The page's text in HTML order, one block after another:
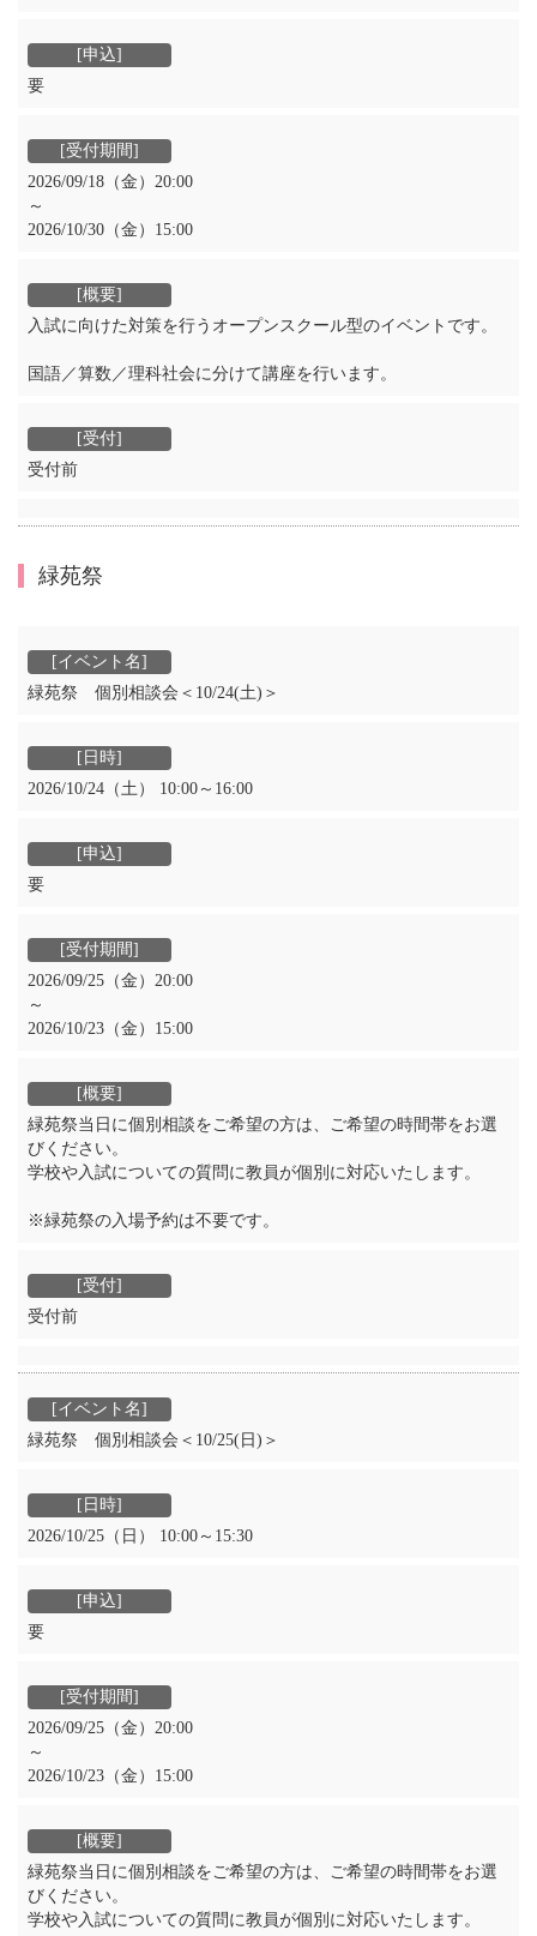
要
2026/09/18（金）20:00
～
2026/10/30（金）15:00
入試に向けた対策を行うオープンスクール型のイベントです。
国語／算数／理科社会に分けて講座を行います。
受付前
緑苑祭
緑苑祭 個別相談会＜10/24(土)＞
2026/10/24（土） 10:00～16:00
要
2026/09/25（金）20:00
～
2026/10/23（金）15:00
緑苑祭当日に個別相談をご希望の方は、ご希望の時間帯をお選
びください。
学校や入試についての質問に教員が個別に対応いたします。
※緑苑祭の入場予約は不要です。
受付前
緑苑祭 個別相談会＜10/25(日)＞
2026/10/25（日） 10:00～15:30
要
2026/09/25（金）20:00
～
2026/10/23（金）15:00
緑苑祭当日に個別相談をご希望の方は、ご希望の時間帯をお選
びください。
学校や入試についての質問に教員が個別に対応いたします。